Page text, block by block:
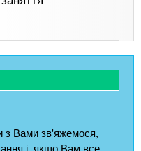
Вами зв'яжемося,
і, якщо Вам все